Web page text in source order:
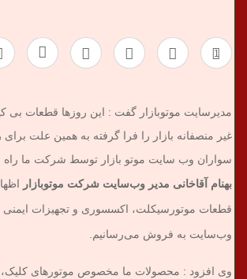
1
مدیرسایت موتوبازار گفت : این روزها قطعات بی
غیر منصفانه بازار را فرا گرفته به همین علت برای
سواران وب سایت موتو بازار توسط شرکت ما راه
بهنام آقاخانی مدیر وب‌سایت شرکت موتوبازار
قطعات موتورسیکلت، اکسسوری و تجهیزات ایمنی
وب‌سایت به فروش می‌رسانیم.
وی افزود : محصولات ما مخصوص موتورهای کلیک،